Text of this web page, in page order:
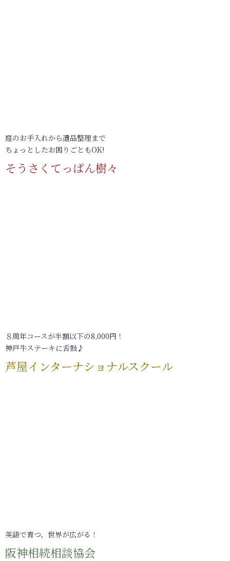
庭のお手入れから遺品整理まで
ちょっとしたお困りごともOK!
そうさくてっぱん樹々
８周年コースが半額以下の8,000円！
神戸牛ステーキに舌鼓♪
芦屋インターナショナルスクール
英語で育つ、世界が広がる！
阪神相続相談協会